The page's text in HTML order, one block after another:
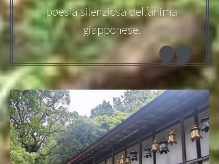
poesia silenziosa dell’anima
giapponese.
